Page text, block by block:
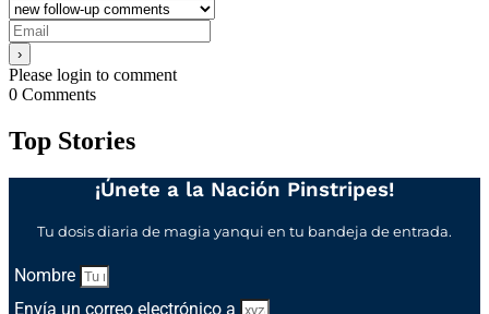
Please login to comment
0 Comments
Top Stories
¡Únete a la Nación Pinstripes!
Tu dosis diaria de magia yanqui en tu bandeja de entrada.
Nombre
Envía un correo electrónico a